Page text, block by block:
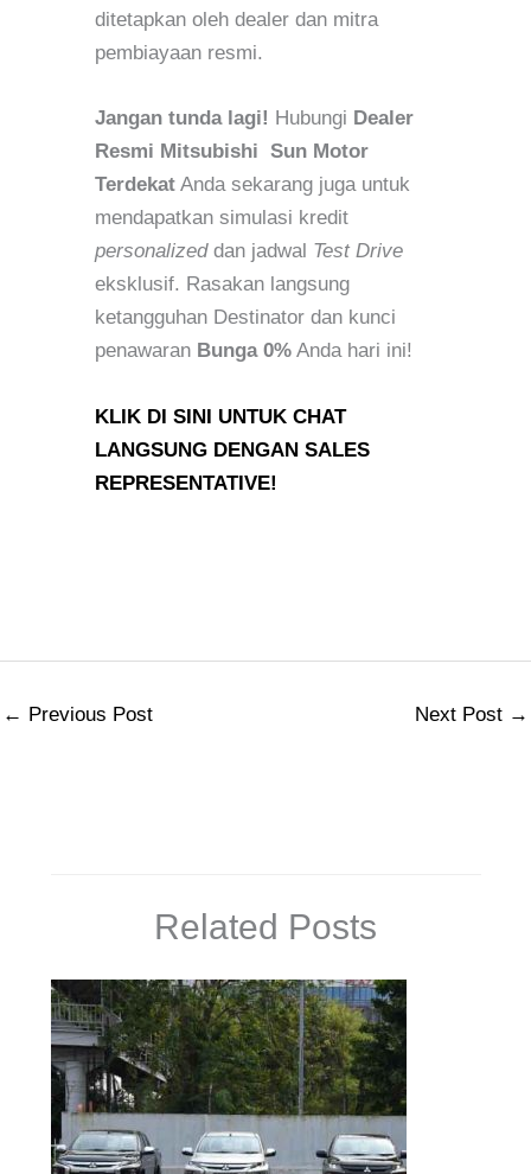
ditetapkan oleh dealer dan mitra
pembiayaan resmi.
Jangan tunda lagi! Hubungi Dealer
Resmi Mitsubishi Sun Motor
Terdekat Anda sekarang juga untuk
mendapatkan simulasi kredit
personalizeddan jadwal Test Drive
eksklusif. Rasakan langsung
ketangguhan Destinator dan kunci
penawaran Bunga 0% Anda hari ini!
KLIK DI SINI UNTUK CHAT
LANGSUNG DENGAN SALES
REPRESENTATIVE!
← Previous Post Next Post →
Related Posts